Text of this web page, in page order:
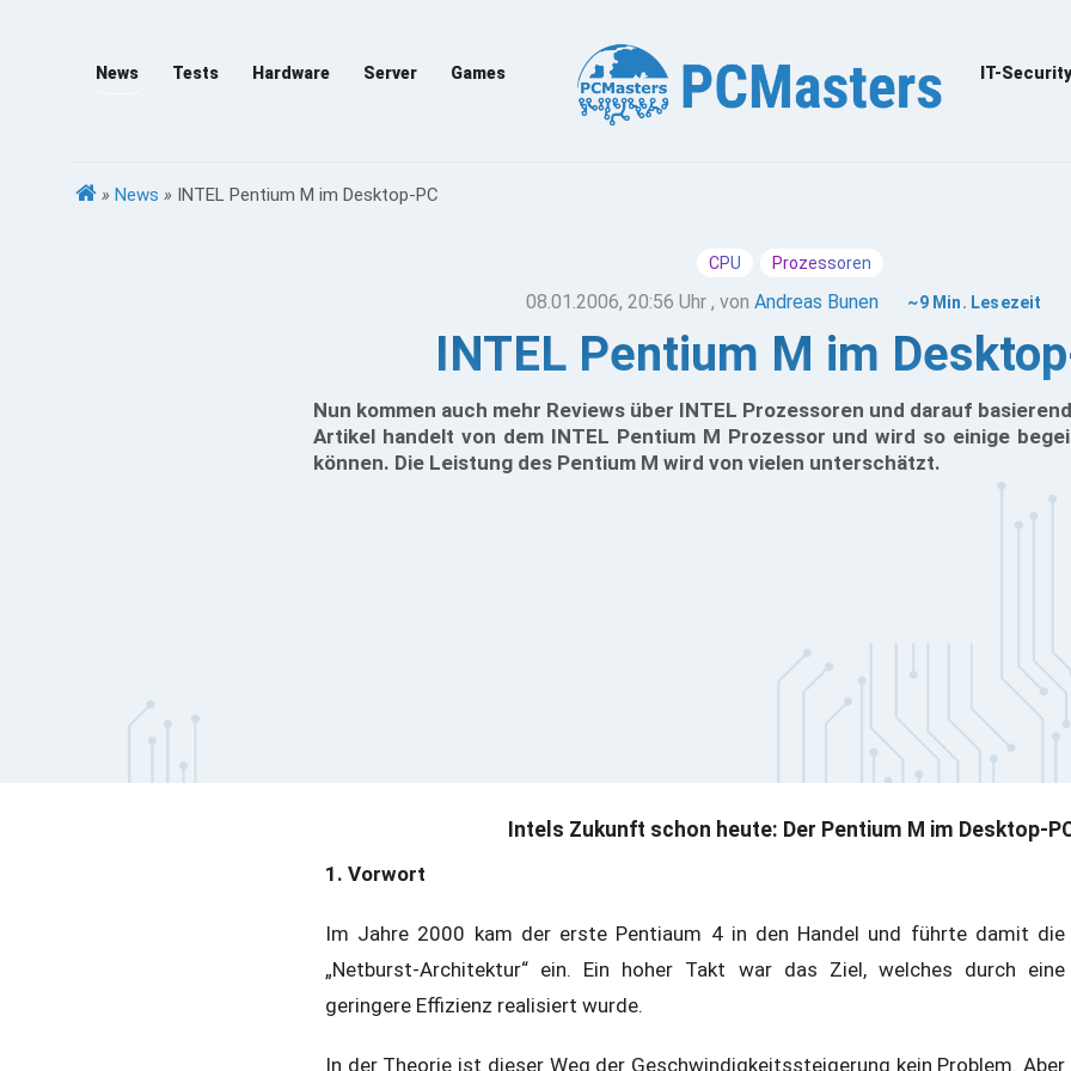
News Tests Hardware Server Games IT-Security
» News » INTEL Pentium M im Desktop-PC
CPU Prozessoren
08.01.2006, 20:56 Uhr , vonAndreas Bunen ~9 Min. Lesezeit
INTEL Pentium M im
Nun kommen auch mehr Reviews über INTEL Prozessoren und darauf
Artikel handelt von dem INTEL Pentium M Prozessor und wird so einige
können. Die Leistung des Pentium M wird von vielen unterschätzt.
Intels Zukunft schon heute: Der Pentium M im Desktop-
1. Vorwort
Im Jahre 2000 kam der erste Pentiaum 4 in den Handel und führte damit die
„Netburst-Architektur“ ein. Ein hoher Takt war das Ziel, welches durch eine
geringere Effizienz realisiert wurde.
In der Theorie ist dieser Weg der Geschwindigkeitssteigerung kein Problem. Aber